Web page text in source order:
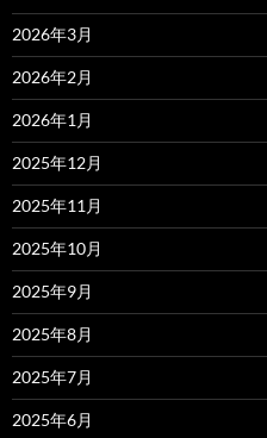
2026年3月
2026年2月
2026年1月
2025年12月
2025年11月
2025年10月
2025年9月
2025年8月
2025年7月
2025年6月